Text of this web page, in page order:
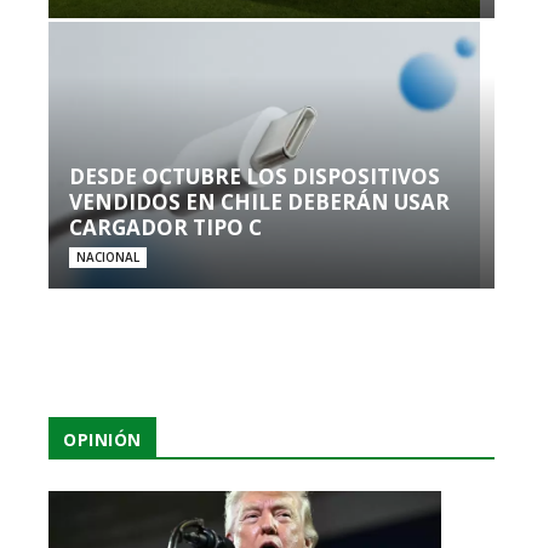
DESDE OCTUBRE LOS DISPOSITIVOS
VENDIDOS EN CHILE DEBERÁN USAR
CARGADOR TIPO C
NACIONAL
OPINIÓN